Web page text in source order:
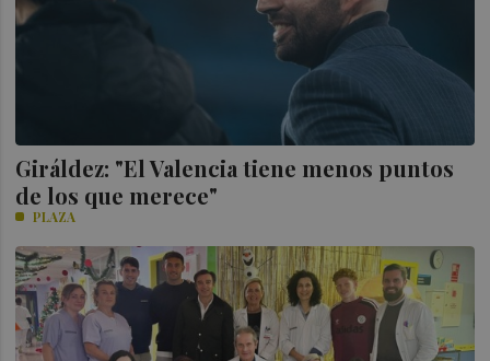
Giráldez: "El Valencia tiene menos puntos
de los que merece"
PLAZA